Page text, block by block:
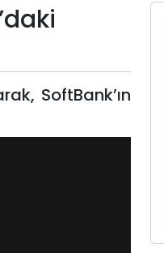
SoftBank’ın